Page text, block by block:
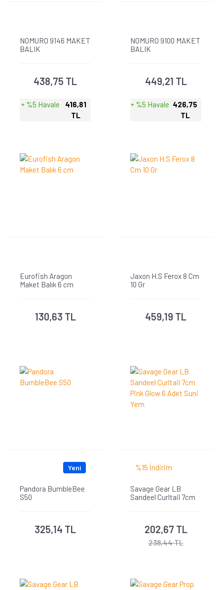
NOMURO 9146 MAKET
BALIK
438,75 TL
+ %5 Havale
416,81
TL
NOMURO 9100 MAKET
BALIK
449,21 TL
+ %5 Havale 426,75
TL
Eurofish Aragon
Maket Balık 6 cm
130,63 TL
Jaxon H.S Ferox 8 Cm
10 Gr
459,19 TL
Yeni
Pandora BumbleBee
S50
325,14 TL
%15 İndirim
Savage Gear LB
Sandeel Curltail 7cm
202,67 TL
238,44 TL